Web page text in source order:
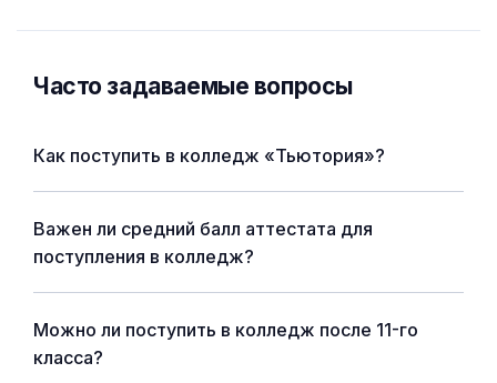
Часто задаваемые вопросы
Как поступить в колледж «Тьютория»?
Важен ли средний балл аттестата для
поступления в колледж?
Можно ли поступить в колледж после 11-го
класса?